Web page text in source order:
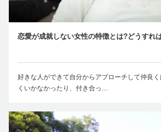
恋愛が成就しない女性の特徴とは?どうすれ
好きな人ができて自分からアプローチして仲良
くいかなかったり、付き合っ…